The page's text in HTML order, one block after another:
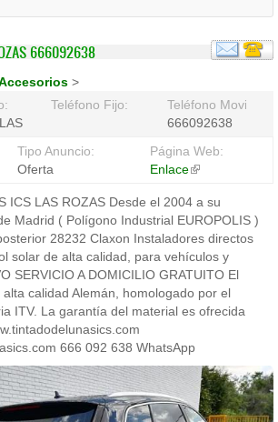
666092638
>
ROZAS
Teléfono Fijo:
Teléfono Movil:
666092638
Tipo Anuncio:
Oferta
Página Web:
Enlace(link
external)
ICS LAS ROZAS Desde el 2004 a su
Madrid ( Polígono Industrial EUROPOLIS )
28232 Claxon Instaladores directos
solar de alta calidad, para vehículos y
SERVICIO A DOMICILIO GRATUITO El
calidad Alemán, homologado por el
ITV. La garantía del material es ofrecida
666 092 638 WhatsApp